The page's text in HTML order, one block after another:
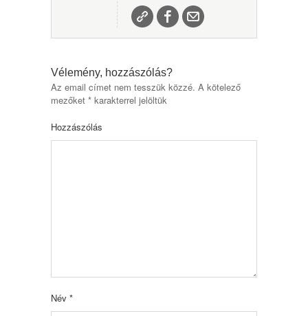
Vélemény, hozzászólás?
Az email címet nem tesszük közzé. A kötelező
mezőket * karakterrel jelöltük
Hozzászólás
Név *